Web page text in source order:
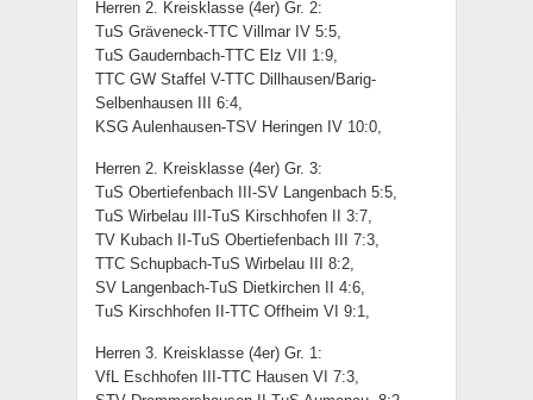
Herren 2. Kreisklasse (4er) Gr. 2:
TuS Gräveneck-TTC Villmar IV 5:5,
TuS Gaudernbach-TTC Elz VII 1:9,
TTC GW Staffel V-TTC Dillhausen/Barig-
Selbenhausen III 6:4,
KSG Aulenhausen-TSV Heringen IV 10:0,
Herren 2. Kreisklasse (4er) Gr. 3:
TuS Obertiefenbach III-SV Langenbach 5:5,
TuS Wirbelau III-TuS Kirschhofen II 3:7,
TV Kubach II-TuS Obertiefenbach III 7:3,
TTC Schupbach-TuS Wirbelau III 8:2,
SV Langenbach-TuS Dietkirchen II 4:6,
TuS Kirschhofen II-TTC Offheim VI 9:1,
Herren 3. Kreisklasse (4er) Gr. 1:
VfL Eschhofen III-TTC Hausen VI 7:3,